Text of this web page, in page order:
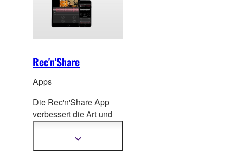
Rec'n'Share
Apps
Die Rec'n'Share App
verbessert die Art und
und ermöglicht es Ihnen,
erstaunliche Audio- und
Mehr